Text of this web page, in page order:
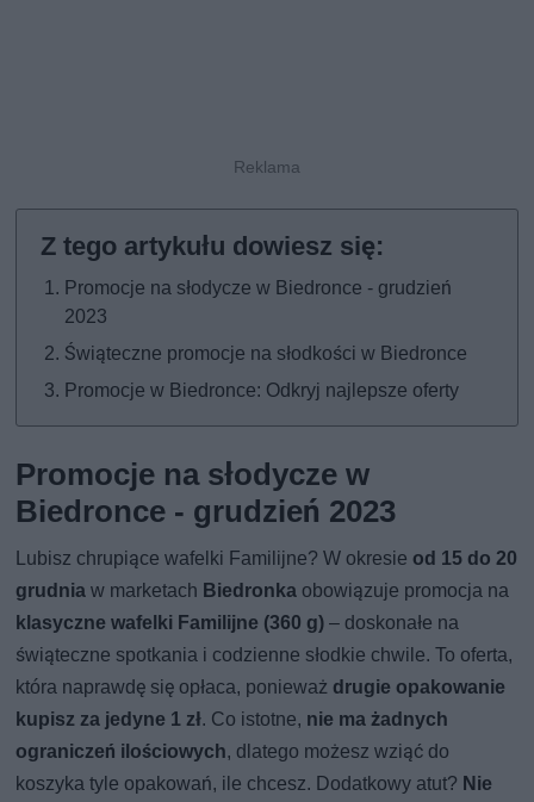
Promocje na słodycze w Biedronce - grudzień
2023
Świąteczne promocje na słodkości w Biedronce
Promocje w Biedronce: Odkryj najlepsze oferty
Promocje na słodycze w
Biedronce - grudzień 2023
Lubisz chrupiące wafelki Familijne? W okresie od 15 do 20
grudnia w marketach Biedronka obowiązuje promocja na
klasyczne wafelki Familijne (360 g) – doskonałe na
świąteczne spotkania i codzienne słodkie chwile. To oferta,
która naprawdę się opłaca, ponieważ drugie opakowanie
kupisz za jedyne 1 zł. Co istotne, nie ma żadnych
ograniczeń ilościowych, dlatego możesz wziąć do
koszyka tyle opakowań, ile chcesz. Dodatkowy atut? Nie